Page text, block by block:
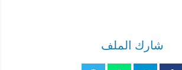
شارك الملف